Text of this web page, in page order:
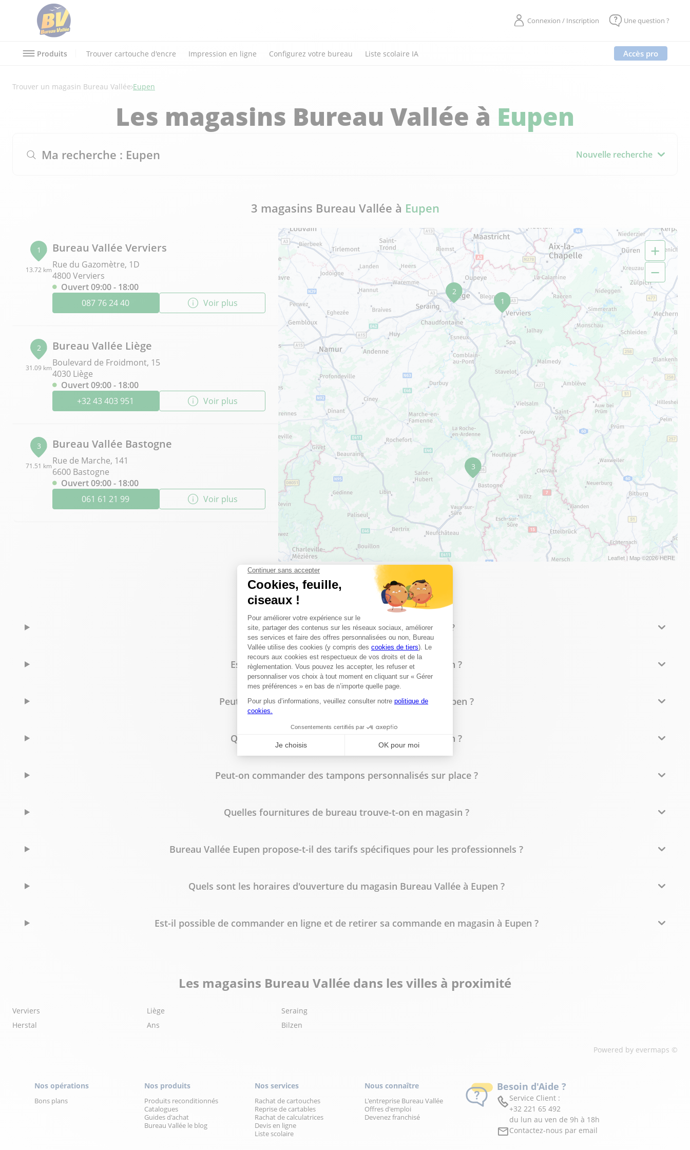
Connexion / Inscription Une question ?
Produits Trouver cartouche d'encre Impression en ligne Configurez votre bureau Liste scolaire IA Accès pro
Trouver un magasin Bureau Vallée Eupen
Les magasins Bureau Vallée à Eupen
Ma recherche : Eupen Nouvelle recherche
3 magasins Bureau Vallée à Eupen
1
13.72 km
Bureau Vallée Verviers
Rue du Gazomètre, 1D
4800 Verviers
Ouvert 09:00 - 18:00
087 76 24 40
Voir plus
2
31.09 km
Bureau Vallée Liège
Boulevard de Froidmont, 15
4030 Liège
Ouvert 09:00 - 18:00
+32 43 403 951
Voir plus
3
71.51 km
Bureau Vallée Bastogne
Rue de Marche, 141
6600 Bastogne
Ouvert 09:00 - 18:00
061 61 21 99
Voir plus
3
2
1
+
−
Leaflet| Map ©2026HERE
Les questions les plus fréquentes
Proposez-vous un service d'impression à Eupen ?
Est-il possible de faire des photocopies en magasin ?
Peut-on faire imprimer des flyers à Bureau Vallée Eupen ?
Quels types de reliure sont disponibles en magasin ?
Peut-on commander des tampons personnalisés sur place ?
Quelles fournitures de bureau trouve-t-on en magasin ?
Bureau Vallée Eupen propose-t-il des tarifs spécifiques pour les professionnels ?
Quels sont les horaires d'ouverture du magasin Bureau Vallée à Eupen ?
Est-il possible de commander en ligne et de retirer sa commande en magasin à Eupen ?
Les magasins Bureau Vallée dans les villes à proximité
Verviers
Herstal
Liège
Ans
Seraing
Bilzen
Powered by evermaps ©
Nos opérations
Bons plans
Nos produits
Produits reconditionnés
Catalogues
Guides d'achat
Bureau Vallée le blog
Nos services
Rachat de cartouches
Reprise de cartables
Rachat de calculatrices
Devis en ligne
Liste scolaire
Nous connaître
L'entreprise Bureau Vallée
Offres d'emploi
Devenez franchisé
Besoin d'Aide ?
Service Client :
+32 221 65 492
du lun au ven de 9h à 18h
Contactez-nous par email